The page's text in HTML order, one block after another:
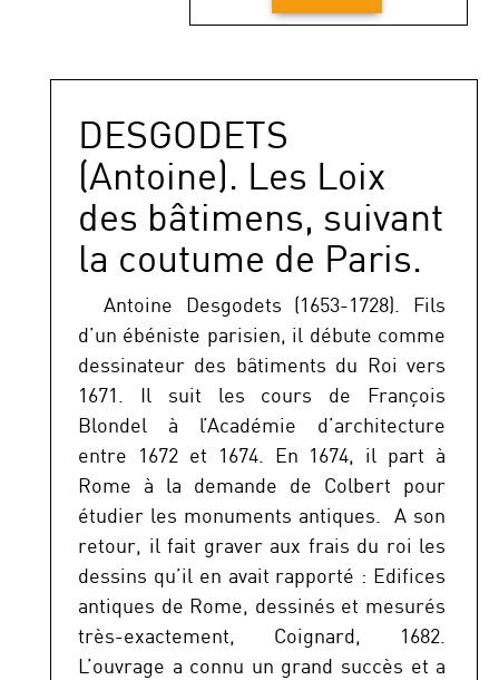
DESGODETS
(Antoine). Les Loix
des bâtimens, suivant
la coutume de Paris.
Antoine Desgodets (1653-1728). Fils
d’un ébéniste parisien, il débute comme
dessinateur des bâtiments du Roi vers
1671. Il suit les cours de François
Blondel à l’Académie d’architecture
entre 1672 et 1674. En 1674, il part à
Rome à la demande de Colbert pour
étudier les monuments antiques. A son
retour, il fait graver aux frais du roi les
dessins qu’il en avait rapporté : Edifices
antiques de Rome, dessinés et mesurés
très-exactement, Coignard, 1682.
L’ouvrage a connu un grand succès et a